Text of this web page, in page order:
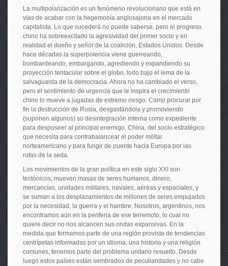
La multipolarización es un fenómeno revolucionario que está en
vías de acabar con la hegemonía anglosajona en el mercado
capitalista. Lo que sucederá no puede saberse, pero el progreso
chino ha sobreexcitado la agresividad del primer socio y en
realidad el dueño y señor de la coalición, Estados Unidos. Desde
hace décadas la superpotencia viene guerreando,
bombardeando, embargando, agrediendo y expandiendo su
proyección tentacular sobre el globo, todo bajo el lema de la
salvaguarda de la democracia. Ahora no ha cambiado el verso,
pero el sentimiento de urgencia que le inspira el crecimiento
chino lo mueve a jugadas de extremo riesgo. Como procurar por
fin la destrucción de Rusia, desgastándola y promoviendo
(suponen algunos) su desintegración interna como expediente
para desposeer al principal enemigo, China, del socio estratégico
que necesita para contrabalancear el poder militar
norteamericano y para fungir de puente hacia Europa por las
rutas de la seda.
Los movimientos de la gran política en este siglo XXI son
tectónicos, mueven masas de seres humanos, dinero,
mercancías, unidades militares, navales, aéreas y espaciales, y
se suman a los desplazamientos de millones de seres empujados
por la necesidad, la guerra y el hambre. Nosotros, argentinos, nos
encontramos aún en la periferia de ese terremoto, lo cual no
quiere decir no nos alcancen sus ondas expansivas. En la
medida que formamos parte de una región provista de tendencias
centrípetas informadas por un idioma, una historia y una religión
comunes, tenemos parte del problema unitario resuelto. Desde
luego estos países están sembrados de peculiaridades y no cabe